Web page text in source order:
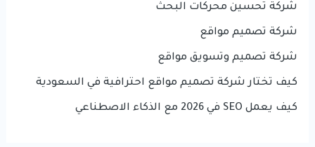
شركة تحسين محركات البحث
شركة تصميم مواقع
شركة تصميم وتسويق مواقع
كيف تختار شركة تصميم مواقع احترافية في السعودية
كيف يعمل SEO في 2026 مع الذكاء الاصطناعي